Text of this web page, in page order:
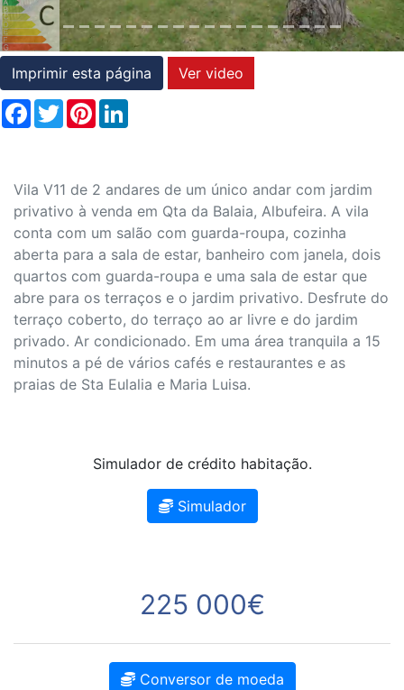
Jurídica
Imprimir esta página
Ver video
Facebook
TwitterPinterest
Vila V11 de 2 andares de um único andar com jardim
privativo à venda em Qta da Balaia, Albufeira. A vila
conta com um salão com guarda-roupa, cozinha
aberta para a sala de estar, banheiro com janela, dois
quartos com guarda-roupa e uma sala de estar que
abre para os terraços e o jardim privativo. Desfrute do
terraço coberto, do terraço ao ar livre e do jardim
privado. Ar condicionado. Em uma área tranquila a 15
minutos a pé de vários cafés e restaurantes e as
praias de Sta Eulalia e Maria Luisa.
Simulador de crédito habitação.
Simulador
225 000€
Conversor de moeda